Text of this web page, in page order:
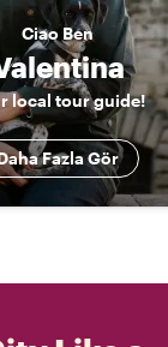
Ciao Ben
local tour guide!
Fazla Gör